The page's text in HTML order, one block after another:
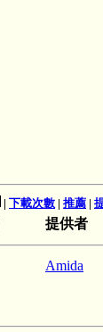
| 下載次數 | 推薦 |
提供者
Amida